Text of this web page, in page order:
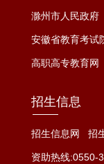
滁州市人民政府
安徽省教育考试
高职高专教育网
招生信息
招生信息网 招
资助热线:0550-